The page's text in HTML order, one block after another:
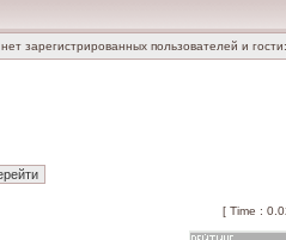
зарегистрированных пользователей и
[ Time :